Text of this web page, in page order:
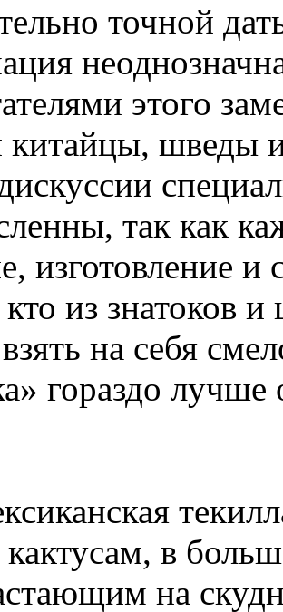
точной
этого
китайцы, шведы
так как
изготовление
из знатоков и
на себя
гораздо
кактусам, в
на